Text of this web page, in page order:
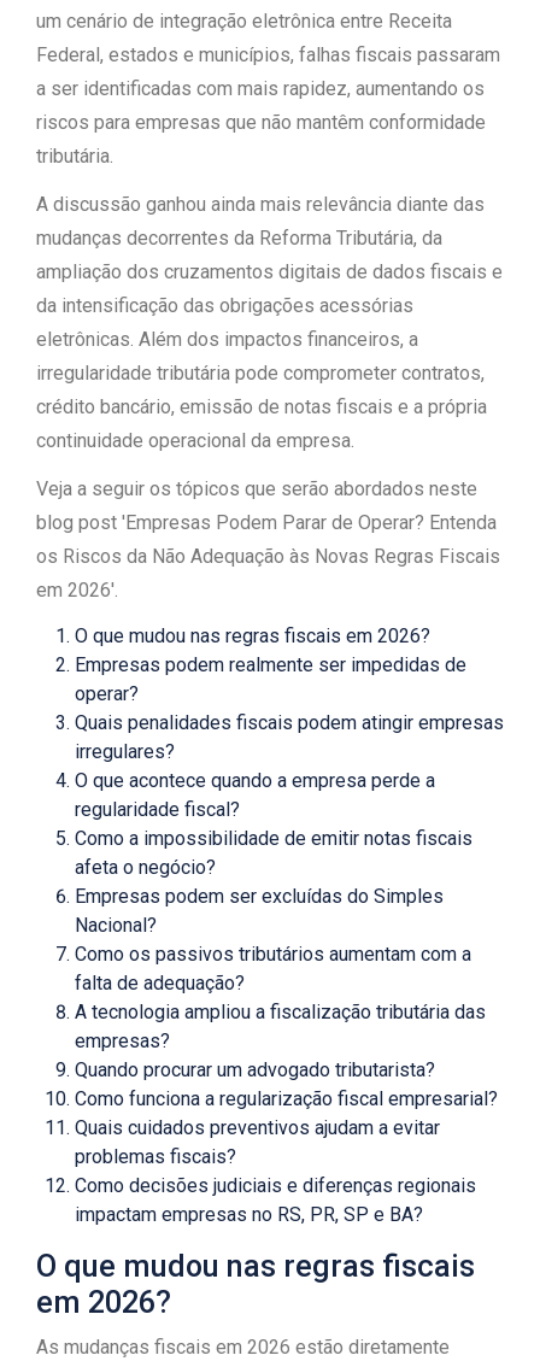
um cenário de integração eletrônica entre Receita
Federal, estados e municípios, falhas fiscais passaram
a ser identificadas com mais rapidez, aumentando os
riscos para empresas que não mantêm conformidade
tributária.
A discussão ganhou ainda mais relevância diante das
mudanças decorrentes da Reforma Tributária, da
ampliação dos cruzamentos digitais de dados fiscais e
da intensificação das obrigações acessórias
eletrônicas. Além dos impactos financeiros, a
irregularidade tributária pode comprometer contratos,
crédito bancário, emissão de notas fiscais e a própria
continuidade operacional da empresa.
Veja a seguir os tópicos que serão abordados neste
blog post 'Empresas Podem Parar de Operar? Entenda
os Riscos da Não Adequação às Novas Regras Fiscais
em 2026'.
O que mudou nas regras fiscais em 2026?
Empresas podem realmente ser impedidas de
operar?
Quais penalidades fiscais podem atingir empresas
irregulares?
O que acontece quando a empresa perde a
regularidade fiscal?
Como a impossibilidade de emitir notas fiscais
afeta o negócio?
Empresas podem ser excluídas do Simples
Nacional?
Como os passivos tributários aumentam com a
falta de adequação?
A tecnologia ampliou a fiscalização tributária das
empresas?
Quando procurar um advogado tributarista?
Como funciona a regularização fiscal empresarial?
Quais cuidados preventivos ajudam a evitar
problemas fiscais?
Como decisões judiciais e diferenças regionais
impactam empresas no RS, PR, SP e BA?
O que mudou nas regras fiscais
em 2026?
As mudanças fiscais em 2026 estão diretamente